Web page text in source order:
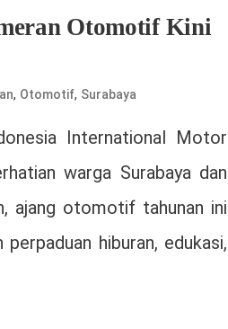
Otomotif Kini
, Otomotif, Surabaya
International Motor
warga Surabaya dan
ajang otomotif tahunan ini
hiburan, edukasi,